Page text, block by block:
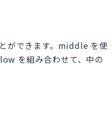
ができます。middle を使
を組み合わせて、中の